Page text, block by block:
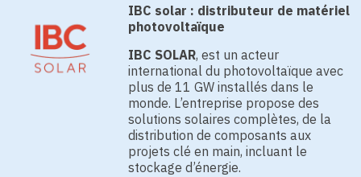
IBC solar : distributeur de matériel
photovoltaïque
IBC SOLAR, est un acteur
international du photovoltaïque avec
plus de 11 GW installés dans le
monde. L’entreprise propose des
solutions solaires complètes, de la
distribution de composants aux
projets clé en main, incluant le
stockage d’énergie.